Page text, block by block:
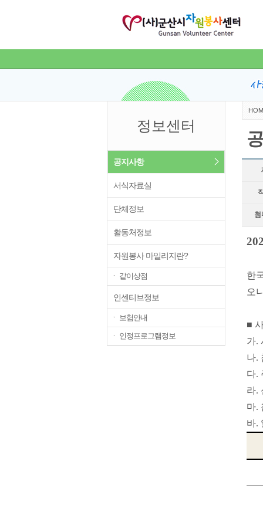
정보센터
공지사항
서식자료실
단체정보
활동처정보
자원봉사 마일리지란?
ㆍ 같이상점
인센티브정보
ㆍ 보험안내
ㆍ 인정프로그램정보
첨
한
오
■
가.
나.
다.
라.
마.
바.